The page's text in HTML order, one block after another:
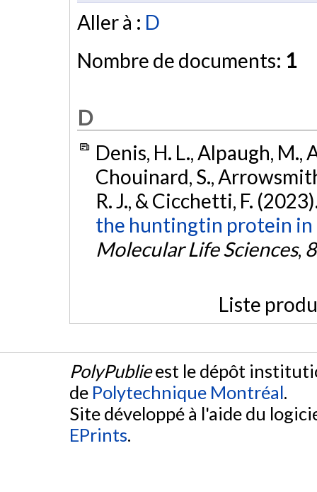
Aller à : D
Nombre de documents: 1
D
Denis, H. L., Alpaugh, M.,
Chouinard, S.,
R. J., & Cicchetti, F.
the huntingtin protein in
Molecular Life Sciences,
Liste
PolyPublieest le dépôt
de Polytechnique Montréal.
Site développé à l'aide du
EPrints.